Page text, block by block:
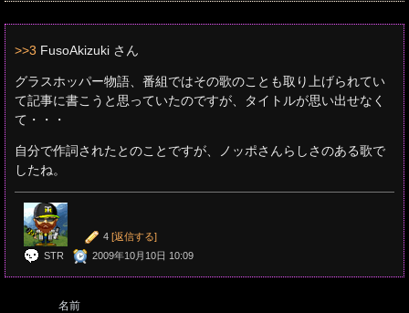
>>3 FusoAkizuki さん
グラスホッパー物語、番組ではその歌のことも取り上げられてい
て記事に書こうと思っていたのですが、タイトルが思い出せなく
て・・・
自分で作詞されたとのことですが、ノッポさんらしさのある歌で
したね。
4 [返信する]
STR
2009年10月10日 10:09
名前